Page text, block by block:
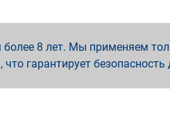
8 лет. Мы применяем
гарантирует